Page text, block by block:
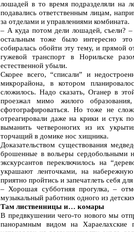
лошадей в то время подразделяли на
подавались ответственным лицам,
за отделами и управлениями комбината.
– А куда потом дели лошадей, съели? –
остальным тоже было интересно это
собиралась обойти эту тему, и прямой
гужевой транспорт в Норильске
естественной убыли.
Скорее всего, “списали” и
микрорайона, в котором
сложилось. Надо сказать, Оганер в
проезжал мимо жилого
сфотографироваться. Но тоже не
отреагировали даже на крики и стук
выманить четвероногих из их
торчащий в домике нос хищника.
Доказательством существования
брошенные в вольеры сердобольными
экскурсантов переключилось на
украшают ленточками, на
приятно пройтись и запечатлеть себя
– Хорошая субботняя прогулка, –
музыкальный работник одного из
Там лиственницы и… комары
В предвкушении чего-то нового мы
панорамным видом на Хараелахские